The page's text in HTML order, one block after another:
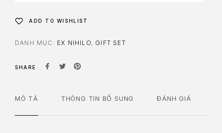
ADD TO WISHLIST
DANH MỤC: EX NIHILO GIFT SET
SHARE
MÔ TẢ THÔNG TIN BỔ SUNG ĐÁNH GIÁ